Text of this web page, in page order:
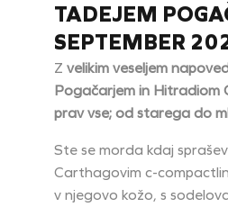
TADEJEM
SEPTEMBER
Z velikim veseljem
Pogačarjem in Hitradiom
prav vse; od starega do
Ste se morda kdaj
Carthagovim c-
v njegovo kožo, s